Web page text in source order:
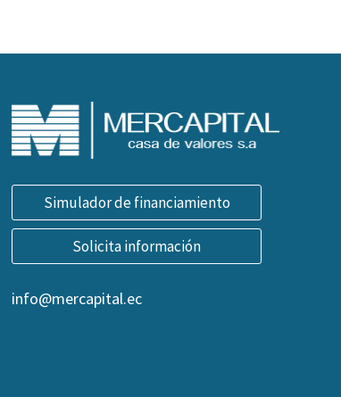
Simulador de financiamiento
Solicita información
info@mercapital.ec